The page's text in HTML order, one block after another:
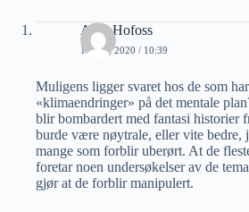
Arne Hofoss
1 JULI, 2020 / 10:39
Muligens ligger svaret hos de som
«klimaendringer» på det mentale
blir bombardert med fantasi historier
burde være nøytrale, eller vite bedre,
mange som forblir uberørt. At de
foretar noen undersøkelser av de
gjør at de forblir manipulert.